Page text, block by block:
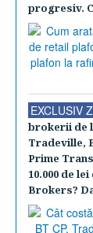
progresiv.
EXCLUSIV
brokerii de
Tradeville,
Prime
10.000 de
Brokers?